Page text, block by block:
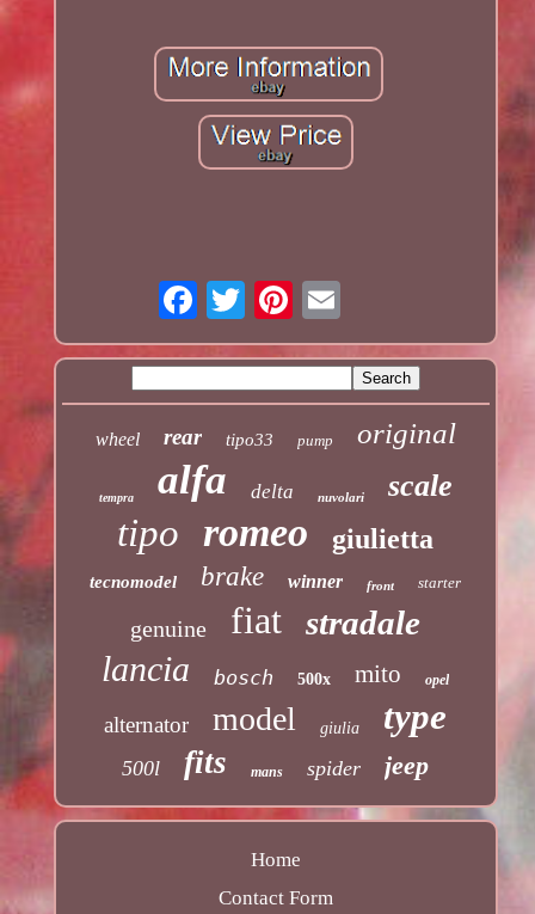
wheel rear tipo33 pump original
tempra alfa delta nuvolari scale
tipo romeo giulietta
tecnomodel brake winner front starter
genuine fiat stradale
lancia bosch 500x mito opel
alternator model giulia type
500l fits mans spider jeep
Home
Contact Form